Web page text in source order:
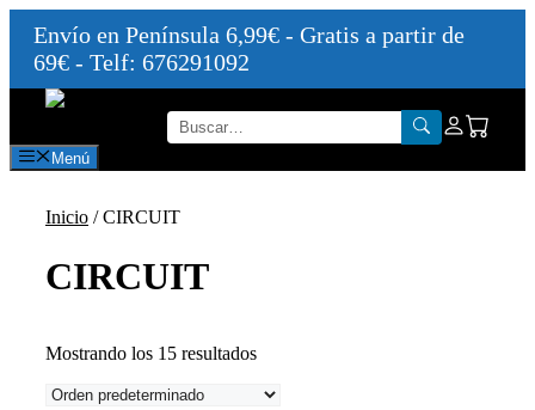
Envío en Península 6,99€ - Gratis a partir de
69€ - Telf: 676291092
Saltar
contenido
Menú
Inicio / CIRCUIT
CIRCUIT
Mostrando los 15 resultados